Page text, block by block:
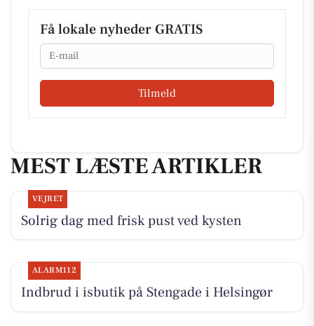
Få lokale nyheder GRATIS
Email
Tilmeld
MEST LÆSTE ARTIKLER
VEJRET
Solrig dag med frisk pust ved kysten
ALARM112
Indbrud i isbutik på Stengade i Helsingør